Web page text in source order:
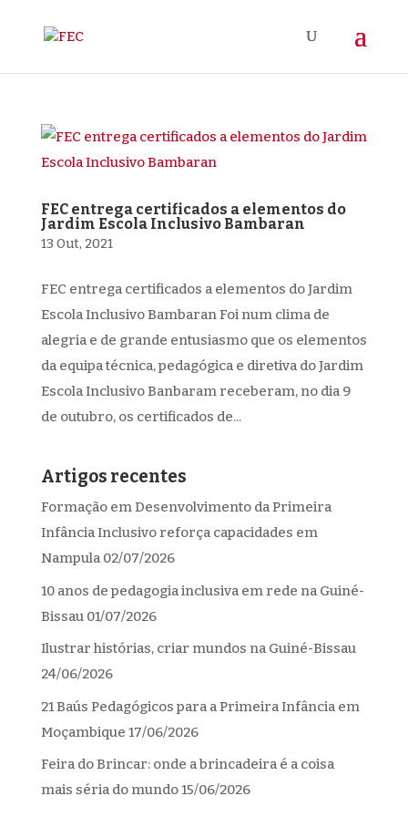
FEC entrega certificados a elementos do
Jardim Escola Inclusivo Bambaran
13 Out, 2021
FEC entrega certificados a elementos do Jardim
Escola Inclusivo Bambaran Foi num clima de
alegria e de grande entusiasmo que os elementos
da equipa técnica, pedagógica e diretiva do Jardim
Escola Inclusivo Banbaram receberam, no dia 9
de outubro, os certificados de...
Artigos recentes
Formação em Desenvolvimento da Primeira
Infância Inclusivo reforça capacidades em
Nampula 02/07/2026
10 anos de pedagogia inclusiva em rede na Guiné-
Bissau 01/07/2026
Ilustrar histórias, criar mundos na Guiné-Bissau
24/06/2026
21 Baús Pedagógicos para a Primeira Infância em
Moçambique 17/06/2026
Feira do Brincar: onde a brincadeira é a coisa
mais séria do mundo15/06/2026